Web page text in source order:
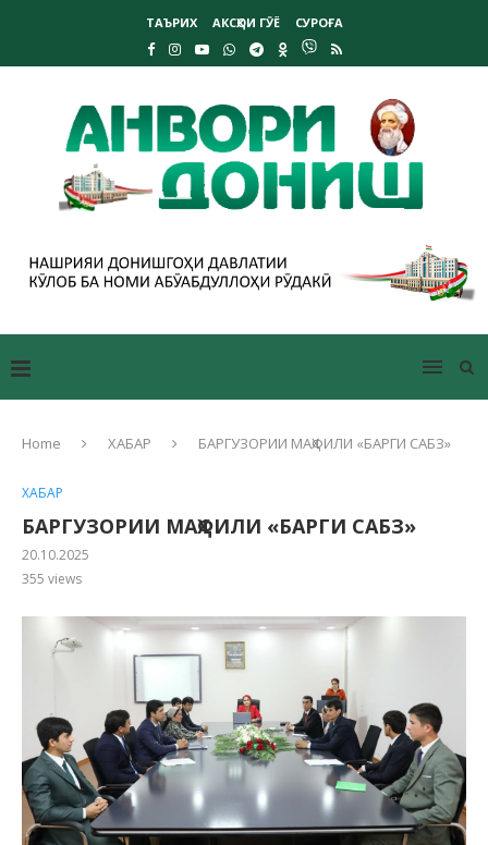
ТАЪРИХ АКСҲОИ ГӮЁ СУРОҒА
Home ХАБАР БАРГУЗОРИИ МАҲФИЛИ «БАРГИ САБЗ»
ХАБАР
БАРГУЗОРИИ МАҲФИЛИ «БАРГИ САБЗ»
20.10.2025
355 views